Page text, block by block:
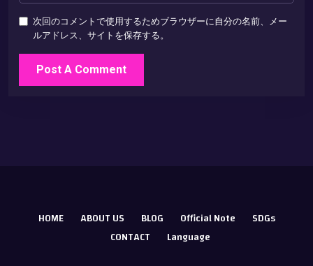
次回のコメントで使用するためブラウザーに自分の名前、メー
ルアドレス、サイトを保存する。
HOME ABOUT US BLOG Official Note
SDGs
CONTACT
Language